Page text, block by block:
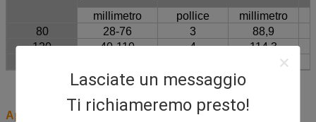
Lasciate un messaggio
Ti richiameremo presto!
millimetro pollice millimetro
80
28-76 3
88,9
120
40-110 4
114,3
273,05
Applicazione